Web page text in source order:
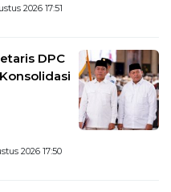
2026 17:51
DPC
2026 17:50